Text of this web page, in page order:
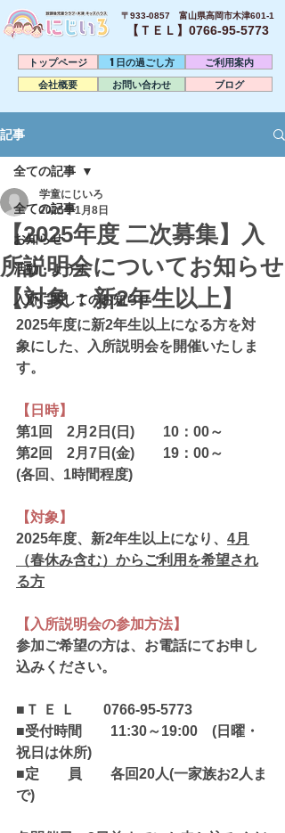
〒933-0857 富山県高岡市木津601-1
【ＴＥＬ】0766-95-5773​
トップページ 1日の過ごし方
ご利用案内
会社概要
お問い合わせ ブログ
記事
全ての記事
お知らせ
活動・ようす
入所に関してのお知らせ
全ての記事
【2025年度 二次募集】入
所説明会についてお知らせ
【対象：新2年生以上】
学童にじいろ
2025年1月8日
2025年度に新2年生以上になる方を対
象にした、入所説明会を開催いたしま
す。
【日時】
第1回　2月2日(日)　　10：00～
第2回　2月7日(金)　　19：00～
(各回、1時間程度)
【対象】
2025年度、新2年生以上になり、 4月
（春休み含む）からご利用を希望され
る方
【入所説明会の参加方法】
参加ご希望の方は、お電話にてお申し
込みください。
■Ｔ Ｅ Ｌ　　0766-95-5773
■受付時間　　11:30～19:00　(日曜・
祝日は休所)
■定　　員　　各回20人(一家族お2人ま
で)